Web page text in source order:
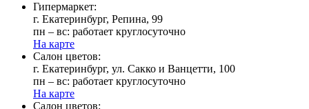
Гипермаркет:
г. Екатеринбург, Репина, 99
пн – вс: работает круглосуточно
На карте
Cалон цветов:
г. Екатеринбург, ул. Сакко и Ванцетти, 100
пн – вс: работает круглосуточно
На карте
Cалон цветов: